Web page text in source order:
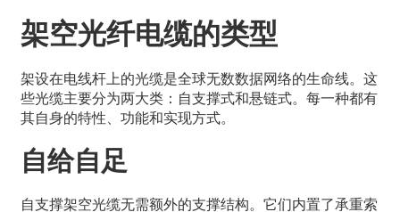
架空光纤电缆的类型
架设在电线杆上的光缆是全球无数数据网络的生命线。这
些光缆主要分为两大类：自支撑式和悬链式。每一种都有
其自身的特性、功能和实现方式。
自给自足
自支撑架空光缆无需额外的支撑结构。它们内置了承重索